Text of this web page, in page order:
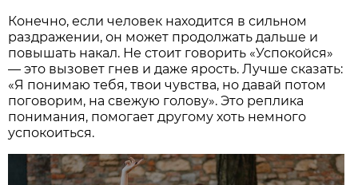
Конечно, если человек находится в сильном
раздражении, он может продолжать дальше и
повышать накал. Не стоит говорить «Успокойся»
— это вызовет гнев и даже ярость. Лучше сказать:
«Я понимаю тебя, твои чувства, но давай потом
поговорим, на свежую голову». Это реплика
понимания, помогает другому хоть немного
успокоиться.